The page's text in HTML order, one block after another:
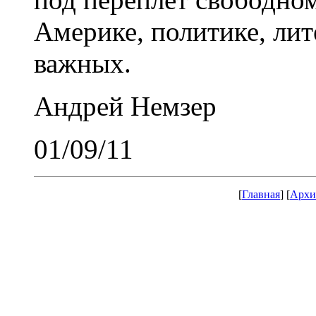
Америке, политике,
важных.
Андрей Немзер
01/09/11
[Главная] [